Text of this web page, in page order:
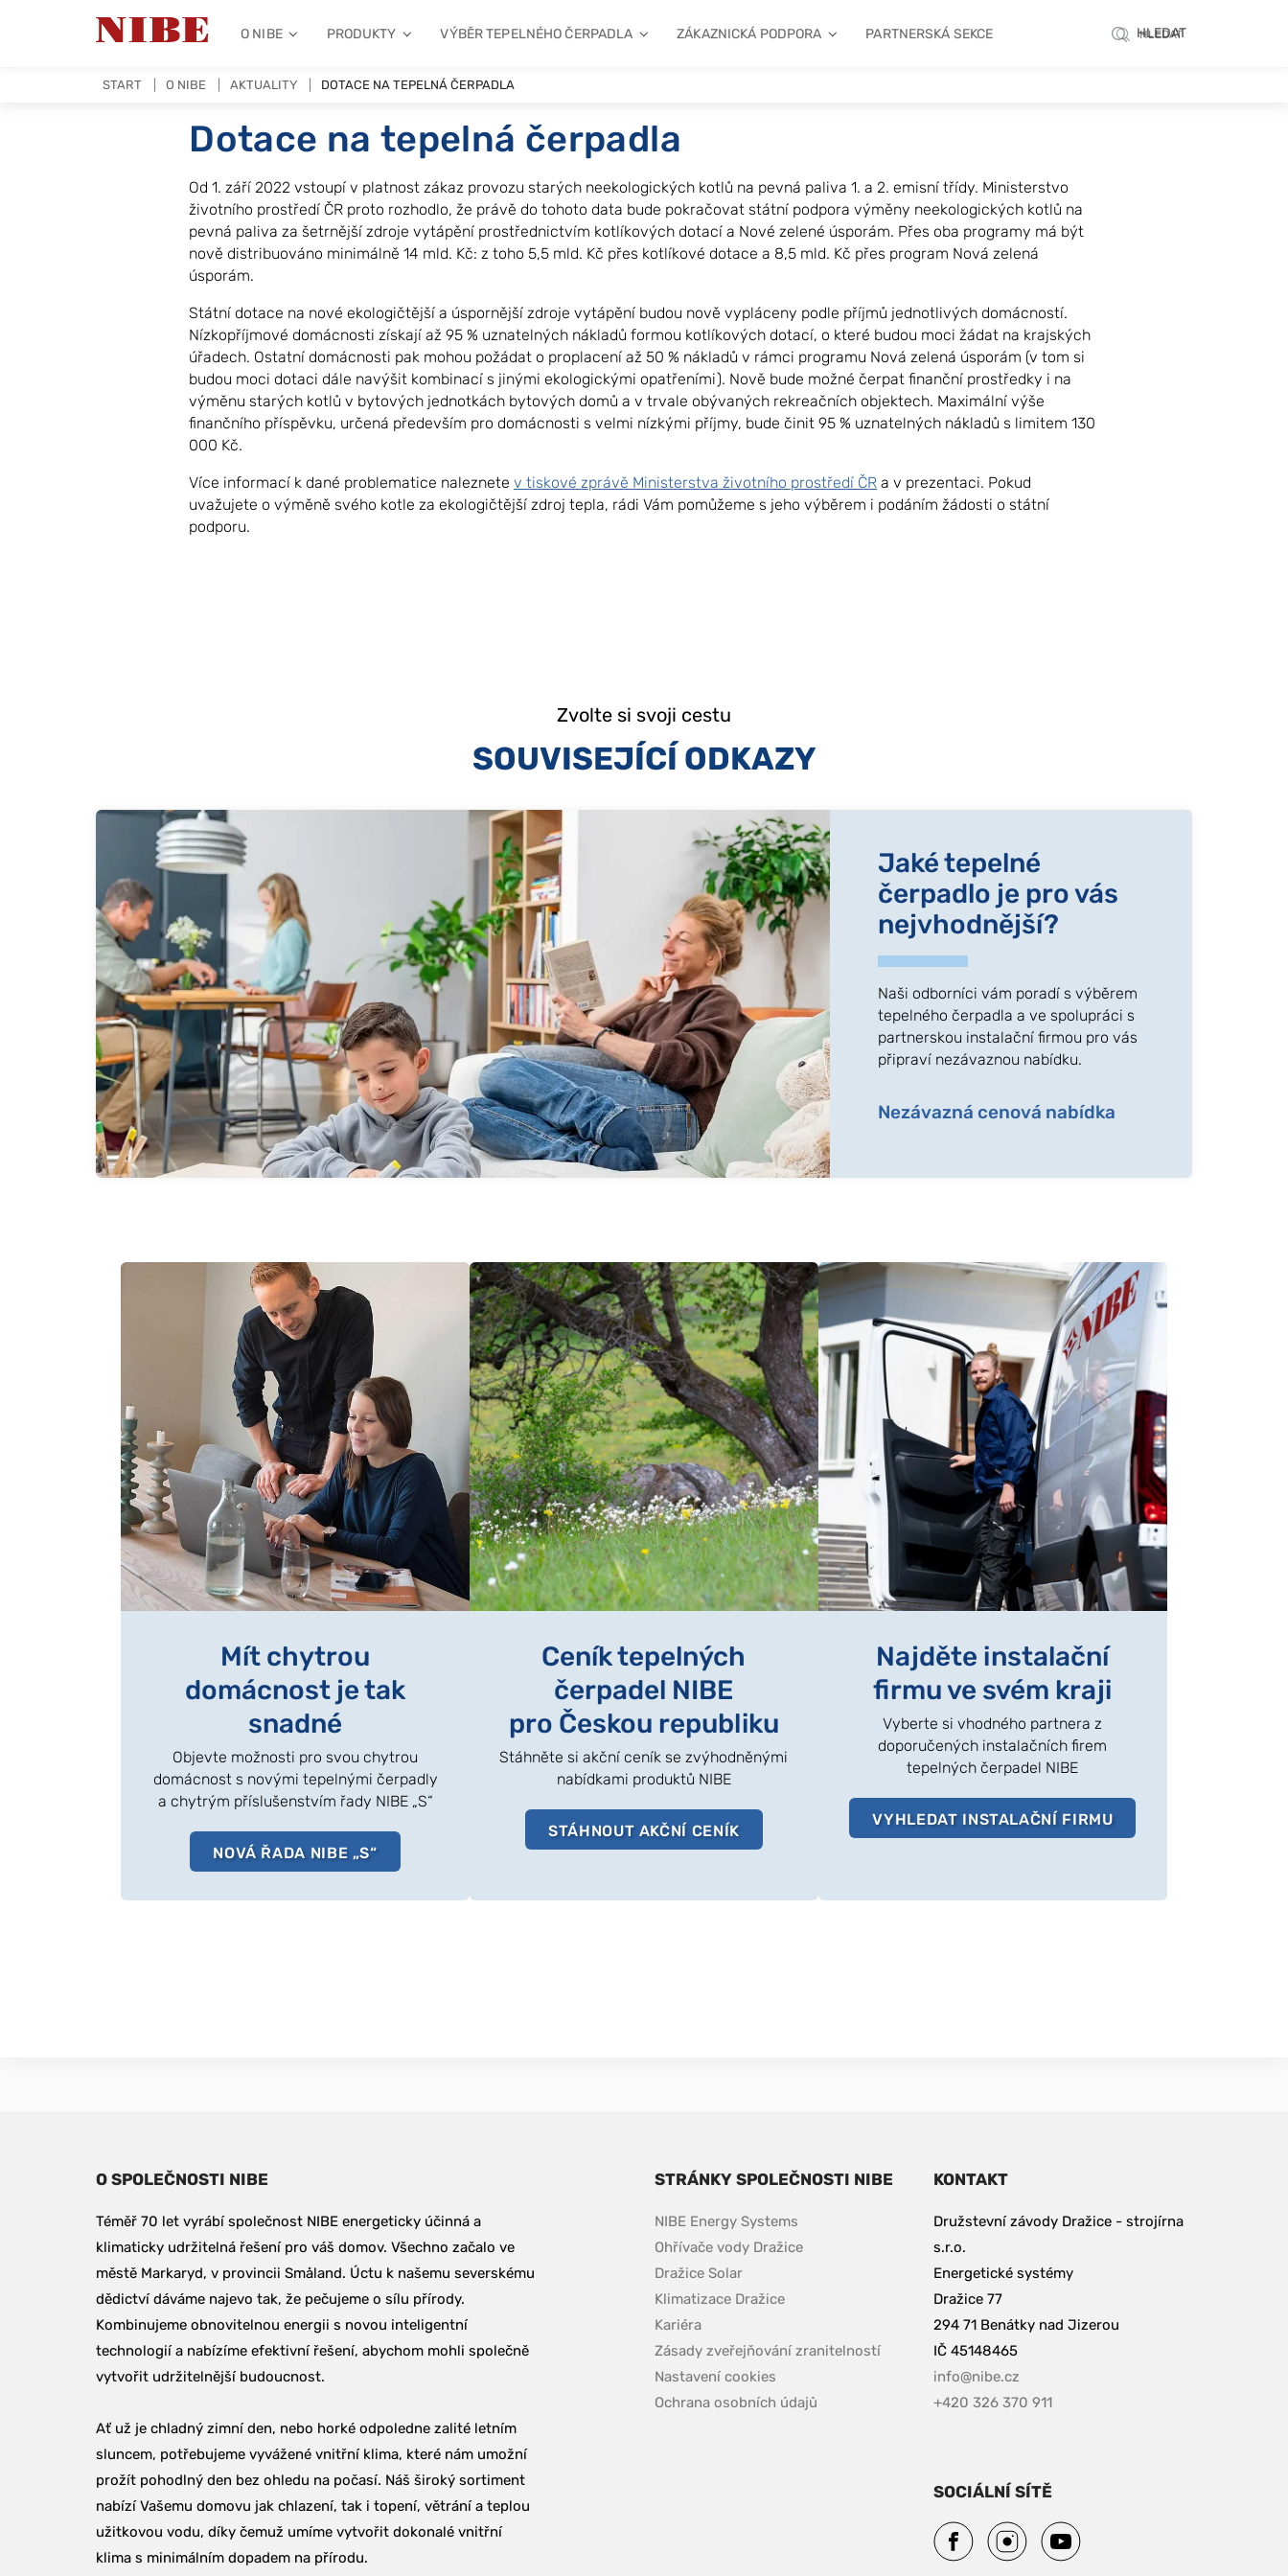
O NIBE PRODUKTY VÝBĚR TEPELNÉHO ČERPADLA ZÁKAZNICKÁ PODPORA PARTNERSKÁ SEKCE HLEDAT
HLEDAT
START O NIBE AKTUALITY DOTACE NA TEPELNÁ ČERPADLA
Dotace na tepelná čerpadla
Od 1. září 2022 vstoupí v platnost zákaz provozu starých neekologických kotlů na pevná paliva 1. a 2. emisní třídy. Ministerstvo
životního prostředí ČR proto rozhodlo, že právě do tohoto data bude pokračovat státní podpora výměny neekologických kotlů na
pevná paliva za šetrnější zdroje vytápění prostřednictvím kotlíkových dotací a Nové zelené úsporám. Přes oba programy má být
nově distribuováno minimálně 14 mld. Kč: z toho 5,5 mld. Kč přes kotlíkové dotace a 8,5 mld. Kč přes program Nová zelená
úsporám.
Státní dotace na nové ekologičtější a úspornější zdroje vytápění budou nově vypláceny podle příjmů jednotlivých domácností.
Nízkopříjmové domácnosti získají až 95 % uznatelných nákladů formou kotlíkových dotací, o které budou moci žádat na krajských
úřadech. Ostatní domácnosti pak mohou požádat o proplacení až 50 % nákladů v rámci programu Nová zelená úsporám (v tom si
budou moci dotaci dále navýšit kombinací s jinými ekologickými opatřeními). Nově bude možné čerpat finanční prostředky i na
výměnu starých kotlů v bytových jednotkách bytových domů a v trvale obývaných rekreačních objektech. Maximální výše
finančního příspěvku, určená především pro domácnosti s velmi nízkými příjmy, bude činit 95 % uznatelných nákladů s limitem 130
000 Kč.
Více informací k dané problematice naleznetev tiskové zprávě Ministerstva životního prostředí ČR a v prezentaci. Pokud
uvažujete o výměně svého kotle za ekologičtější zdroj tepla, rádi Vám pomůžeme s jeho výběrem i podáním žádosti o státní
podporu.
Zvolte si svoji cestu
SOUVISEJÍCÍ ODKAZY
Jaké tepelné
čerpadlo je pro vás
nejvhodnější?
Naši odborníci vám poradí s výběrem
tepelného čerpadla a ve spolupráci s
partnerskou instalační firmou pro vás
připraví nezávaznou nabídku.
Nezávazná cenová nabídka
Mít chytrou
domácnost je tak
snadné
Objevte možnosti pro svou chytrou
domácnost s novými tepelnými čerpadly
a chytrým příslušenstvím řady NIBE „S“
NOVÁ ŘADA NIBE „S“
Ceník tepelných
čerpadel NIBE
pro Českou republiku
Stáhněte si akční ceník se zvýhodněnými
nabídkami produktů NIBE
STÁHNOUT AKČNÍ CENÍK
Najděte instalační
firmu ve svém kraji
Vyberte si vhodného partnera z
doporučených instalačních firem
tepelných čerpadel NIBE
VYHLEDAT INSTALAČNÍ FIRMU
O SPOLEČNOSTI NIBE
Téměř 70 let vyrábí společnost NIBE energeticky účinná a
klimaticky udržitelná řešení pro váš domov. Všechno začalo ve
městě Markaryd, v provincii Småland. Úctu k našemu severskému
dědictví dáváme najevo tak, že pečujeme o sílu přírody.
Kombinujeme obnovitelnou energii s novou inteligentní
technologií a nabízíme efektivní řešení, abychom mohli společně
vytvořit udržitelnější budoucnost.
Ať už je chladný zimní den, nebo horké odpoledne zalité letním
sluncem, potřebujeme vyvážené vnitřní klima, které nám umožní
prožít pohodlný den bez ohledu na počasí. Náš široký sortiment
nabízí Vašemu domovu jak chlazení, tak i topení, větrání a teplou
užitkovou vodu, díky čemuž umíme vytvořit dokonalé vnitřní
klima s minimálním dopadem na přírodu.
STRÁNKY SPOLEČNOSTI NIBE
NIBE Energy Systems
Ohřívače vody Dražice
Dražice Solar
Klimatizace Dražice
Kariéra
Zásady zveřejňování zranitelnostípdf, 153.9 kB.
Nastavení cookies
Ochrana osobních údajů
KONTAKT
Družstevní závody Dražice - strojírna
s.r.o.
Energetické systémy
Dražice 77
294 71 Benátky nad Jizerou
IČ 45148465
info@nibe.cz
+420 326 370 911
SOCIÁLNÍ SÍTĚ